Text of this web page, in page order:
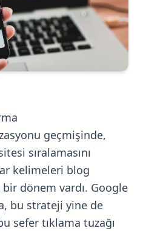
geçmişinde,
sıralamasını
kelimeleri blog
bir dönem vardı. Google
bu strateji yine de
sefer tıklama tuzağı